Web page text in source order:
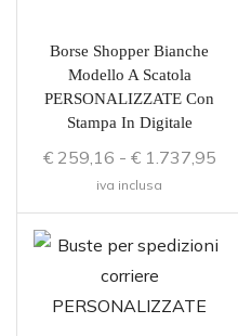
Borse Shopper Bianche
Modello A Scatola
PERSONALIZZATE Con
Stampa In Digitale
€259,16 - €1.737,95
iva inclusa